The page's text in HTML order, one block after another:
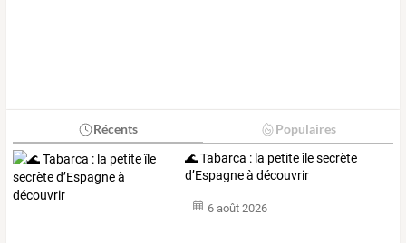
Récents Populaires
🌊 Tabarca : la petite île secrète
d’Espagne à découvrir
6 août 2026